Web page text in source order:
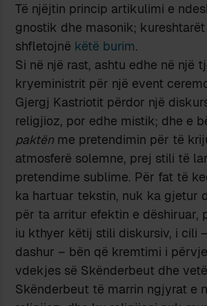
Të njëjtin princip artikulimi e
gnostik dhe masonik;
shfletojnë këtë burim.
Si në një rast, ashtu edhe në një
kryeministrit për një event
Gjergj Kastriotit përdor një
religjioz, por edhe mistik; dhe e
paktën me pretendimin për të
atmosferë solemne, prej stili të
pretendime sublime. Për fat të
ka hartuar tekstin, nuk ka gjetur
për ta arritur efektin e dëshiruar,
iu kthyer këtij stili diskursiv, i cili
dashur – bën që kremtimi i
vdekjes së Skënderbeut dhe
Skënderbeut të marrin ngjyrat e